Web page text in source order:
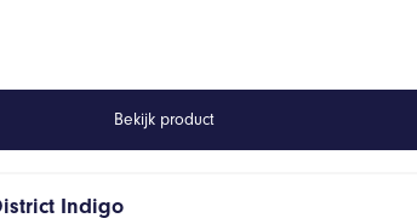
Bekijk product
Indigo